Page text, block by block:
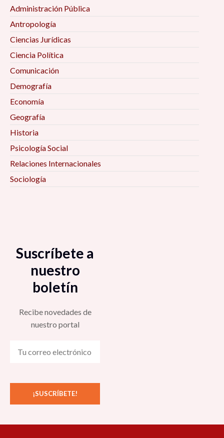
Administración Pública
Antropología
Ciencias Jurídicas
Ciencia Política
Comunicación
Demografía
Economía
Geografía
Historia
Psicología Social
Relaciones Internacionales
Sociología
Suscríbete a
nuestro
boletín
Recibe novedades de
nuestro portal